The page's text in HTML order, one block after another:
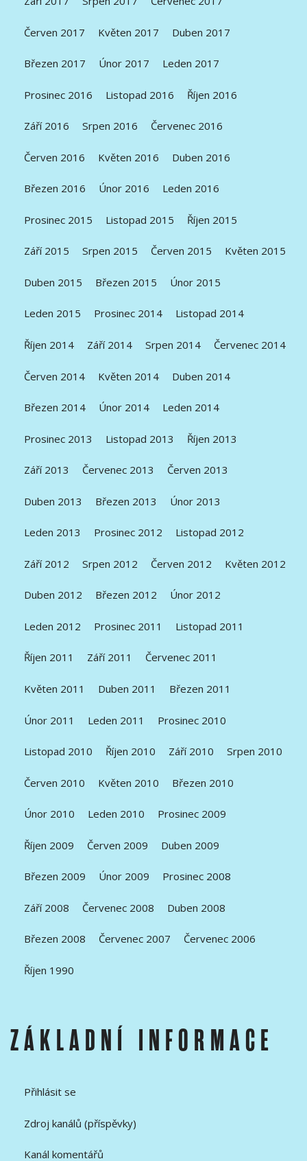
Červen 2017 Květen 2017 Duben 2017
Březen 2017 Únor 2017 Leden 2017
Prosinec 2016 Listopad 2016 Říjen 2016
Září 2016 Srpen 2016 Červenec 2016
Červen 2016 Květen 2016 Duben 2016
Březen 2016 Únor 2016 Leden 2016
Prosinec 2015 Listopad 2015 Říjen 2015
Září 2015 Srpen 2015 Červen 2015 Květen 2015
Duben 2015 Březen 2015 Únor 2015
Leden 2015 Prosinec 2014 Listopad 2014
Říjen 2014 Září 2014 Srpen 2014 Červenec 2014
Červen 2014 Květen 2014 Duben 2014
Březen 2014 Únor 2014 Leden 2014
Prosinec 2013 Listopad 2013 Říjen 2013
Září 2013 Červenec 2013 Červen 2013
Duben 2013 Březen 2013 Únor 2013
Leden 2013 Prosinec 2012 Listopad 2012
Září 2012 Srpen 2012 Červen 2012 Květen 2012
Duben 2012 Březen 2012 Únor 2012
Leden 2012 Prosinec 2011 Listopad 2011
Říjen 2011 Září 2011 Červenec 2011
Květen 2011 Duben 2011 Březen 2011
Únor 2011 Leden 2011 Prosinec 2010
Listopad 2010 Říjen 2010 Září 2010 Srpen 2010
Červen 2010 Květen 2010 Březen 2010
Únor 2010 Leden 2010 Prosinec 2009
Říjen 2009 Červen 2009 Duben 2009
Březen 2009 Únor 2009 Prosinec 2008
Září 2008 Červenec 2008 Duben 2008
Březen 2008 Červenec 2007 Červenec 2006
Říjen 1990
ZÁKLADNÍ INFORMACE
Přihlásit se
Zdroj kanálů (příspěvky)
Kanál komentářů